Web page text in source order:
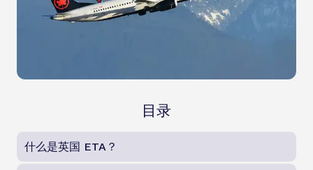
目录
什么是英国 ETA？